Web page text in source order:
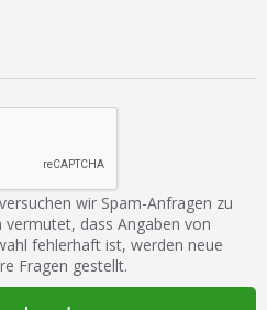
wir Spam-Anfragen zu
dass Angaben von
fehlerhaft ist, werden neue
Fragen gestellt.